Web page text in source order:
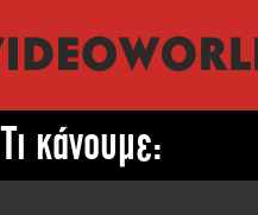
Τι κάνουμε: